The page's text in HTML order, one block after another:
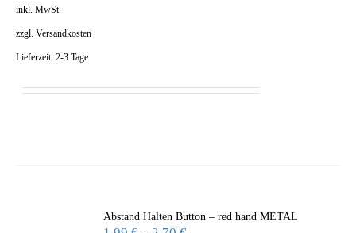
inkl. MwSt.
zzgl. Versandkosten
Lieferzeit: 2-3 Tage
Abstand Halten Button – red hand METAL